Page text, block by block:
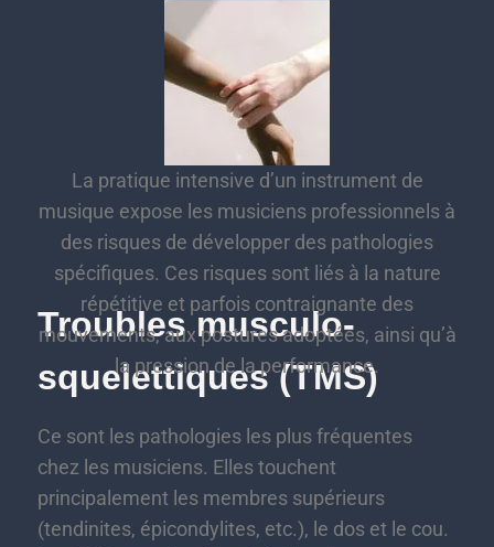
La pratique intensive d’un instrument de
musique expose les musiciens professionnels à
des risques de développer des pathologies
spécifiques. Ces risques sont liés à la nature
répétitive et parfois contraignante des
mouvements, aux postures adoptées, ainsi qu’à
la pression de la performance.
Troubles musculo-
squelettiques (TMS)
Ce sont les pathologies les plus fréquentes
chez les musiciens. Elles touchent
principalement les membres supérieurs
(tendinites, épicondylites, etc.), le dos et le cou.